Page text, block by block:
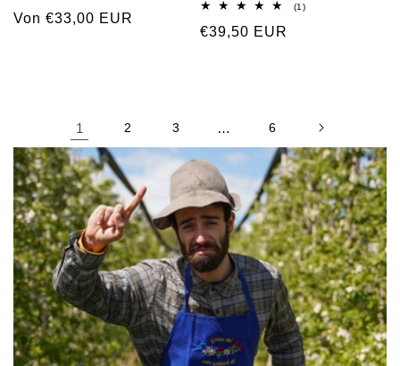
Von €33,00 EUR
(1)
€39,50 EUR
1 2 3 … 6